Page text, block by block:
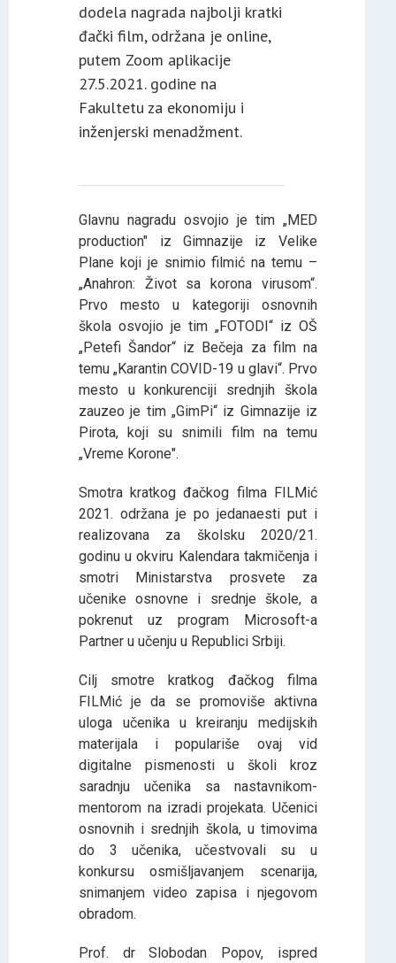
dodela nagrada najbolji kratki
đački film, održana je online,
putem Zoom aplikacije
27.5.2021. godine na
Fakultetu za ekonomiju i
inženjerski menadžment.
Glavnu nagradu osvojio je tim „MED
production" iz Gimnazije iz Velike
Plane koji je snimio filmić na temu –
„Anahron: Život sa korona virusom“.
Prvo mesto u kategoriji osnovnih
škola osvojio je tim „FOTODI“ iz OŠ
„Petefi Šandor“ iz Bečeja za film na
temu „Karantin COVID-19 u glavi“. Prvo
mesto u konkurenciji srednjih škola
zauzeo je tim „GimPi“ iz Gimnazije iz
Pirota, koji su snimili film na temu
„Vreme Korone".
Smotra kratkog đačkog filma FILMić
2021. održana je po jedanaesti put i
realizovana za školsku 2020/21.
godinu u okviru Kalendara takmičenja i
smotri Ministarstva prosvete za
učenike osnovne i srednje škole, a
pokrenut uz program Microsoft-a
Partner u učenju u Republici Srbiji.
Cilј smotre kratkog đačkog filma
FILMić je da se promoviše aktivna
uloga učenika u kreiranju medijskih
materijala i populariše ovaj vid
digitalne pismenosti u školi kroz
saradnju učenika sa nastavnikom-
mentorom na izradi projekata. Učenici
osnovnih i srednjih škola, u timovima
do 3 učenika, učestvovali su u
konkursu osmišlјavanjem scenarija,
snimanjem video zapisa i njegovom
obradom.
Prof. dr Slobodan Popov, ispred